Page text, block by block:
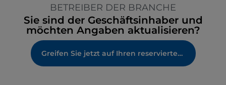
BETREIBER DER BRANCHE
Sie sind der Geschäftsinhaber und
möchten Angaben aktualisieren?
Greifen Sie jetzt auf Ihren reservierten Bereich zu